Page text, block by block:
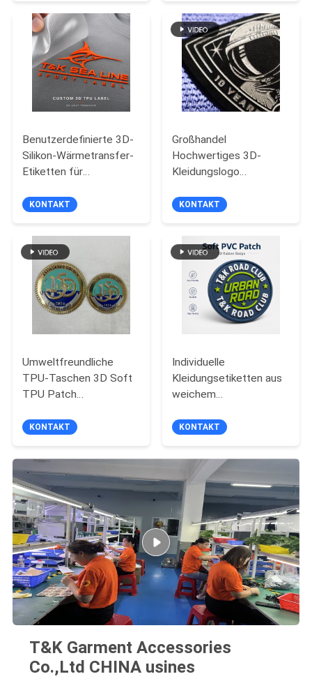
PRIVACY
POLICY
Mode-Branding
Markenkennzeichnung
mit weichen Texturen
Dauerhafte Oberfläche
und Custom Logo
Design
Benutzerdefinierte 3D-
Silikon-Wärmetransfer-
Etiketten für
KONTAKT
Großhandel
Hochwertiges 3D-
Kleidungslogo
Silikon Rundetikett für
Hüte Schuhe
KONTAKT
Umweltfreundliche
TPU-Taschen 3D Soft
TPU Patch
Custom 3D TPU
Wärmeübertragung
Metalleffekt Aufkleber
KONTAKT
Individuelle
Kleidungsetiketten aus
weichem
rutschfesten
reichhaltigen
Farboptionen und
umweltfreundlichem,
ungiftigem PVC-
Material
KONTAKT
T&K Garment Accessories
Co.,Ltd CHINA usines